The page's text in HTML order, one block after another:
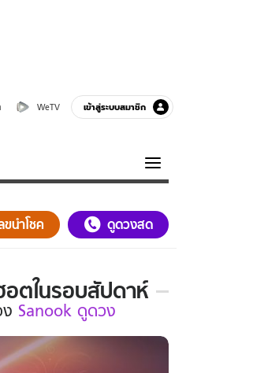
WeTV เข้าสู่ระบบสมาชิก
ความรู้รอบตัว
ฮาวทู
ขนำโชค ดูดวงสด
อตในรอบสัปดาห์
ง Sanook ดูดวง